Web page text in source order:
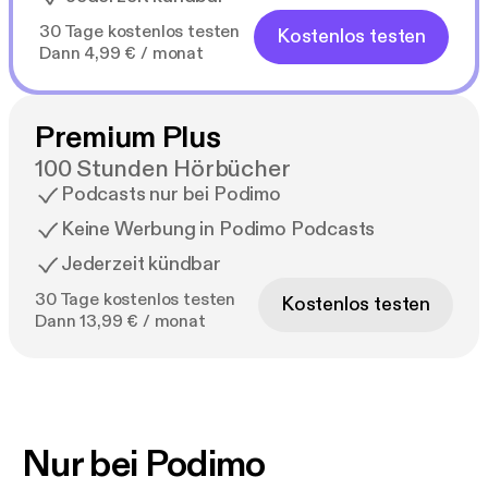
30 Tage kostenlos testen
Dann 4,99 € / monat
Kostenlos testen
Premium Plus
100 Stunden Hörbücher
Podcasts nur bei Podimo
Keine Werbung in Podimo Podcasts
Jederzeit kündbar
30 Tage kostenlos testen
Dann 13,99 € / monat
Kostenlos testen
Nur bei Podimo